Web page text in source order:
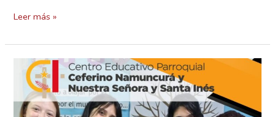
Leer más »
Transformar
vidas
través